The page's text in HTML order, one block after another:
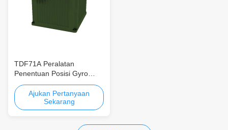
TDF71A Peralatan
Penentuan Posisi Gyro
Optik yang dipasang pada
kendaraan dengan
≤0,01°/h Bias Repeatability,
>20000 jam MTBF dan
Ajukan Pertanyaan
Sekarang